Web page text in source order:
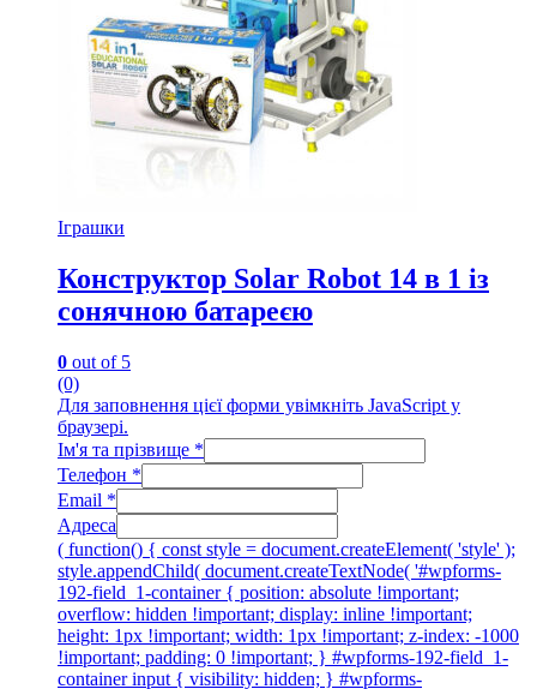
Іграшки
Конструктор Solar Robot 14 в 1 із
сонячною батареєю
0 out of 5
(0)
Для заповнення цієї форми увімкніть JavaScript у
браузері.
Ім'я та прізвище *
Телефон *
Email *
Адреса
( function() { const style = document.createElement( 'style' );
style.appendChild( document.createTextNode( '#wpforms-
192-field_1-container { position: absolute !important;
overflow: hidden !important; display: inline !important;
height: 1px !important; width: 1px !important; z-index: -1000
!important; padding: 0 !important; } #wpforms-192-field_1-
container input { visibility: hidden; } #wpforms-